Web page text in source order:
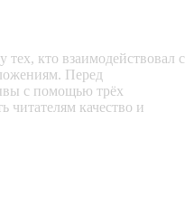
тех, кто взаимодействовал с
Перед
с помощью трёх
читателям качество и